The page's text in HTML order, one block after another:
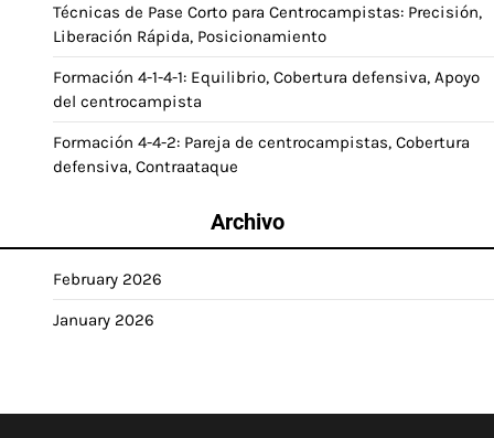
Técnicas de Pase Corto para Centrocampistas: Precisión,
Liberación Rápida, Posicionamiento
Formación 4-1-4-1: Equilibrio, Cobertura defensiva, Apoyo
del centrocampista
Formación 4-4-2: Pareja de centrocampistas, Cobertura
defensiva, Contraataque
Archivo
February 2026
January 2026